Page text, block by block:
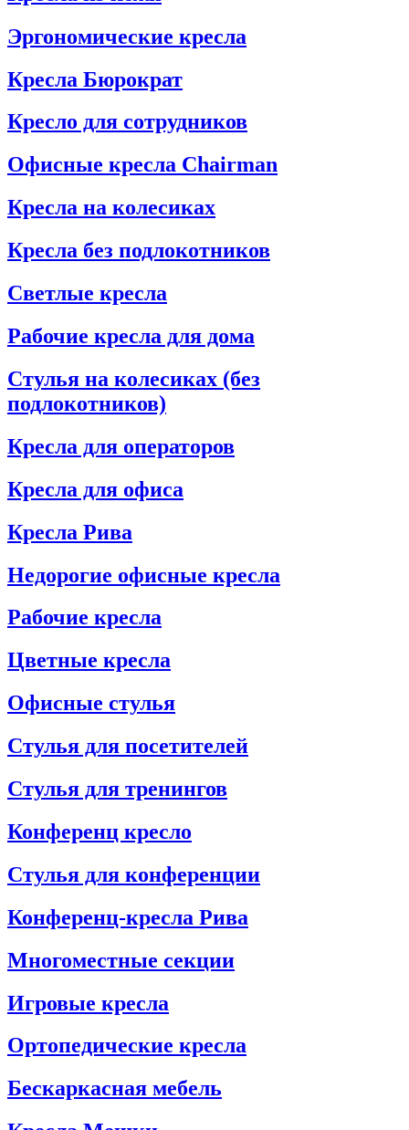
Эргономические кресла
Кресла Бюрократ
Кресло для сотрудников
Офисные кресла Chairman
Кресла на колесиках
Кресла без подлокотников
Светлые кресла
Рабочие кресла для дома
Стулья на колесиках (без
подлокотников)
Кресла для операторов
Кресла для офиса
Кресла Рива
Недорогие офисные кресла
Рабочие кресла
Цветные кресла
Офисные стулья
Стулья для посетителей
Стулья для тренингов
Конференц кресло
Стулья для конференции
Конференц-кресла Рива
Многоместные секции
Игровые кресла
Ортопедические кресла
Бескаркасная мебель